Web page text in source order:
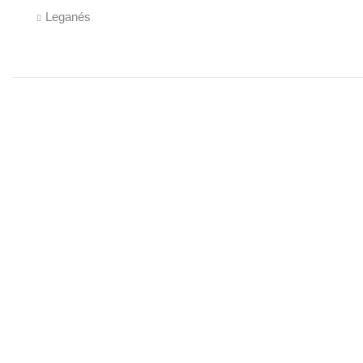
Leganés